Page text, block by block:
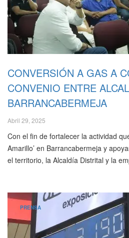
CONVERSIÓN A GAS A
CONVENIO ENTRE
BARRANCABERMEJA
Abril 29, 2025
Con el fin de fortalecer la actividad
Amarillo’ en Barrancabermeja y
el territorio, la Alcaldía Distrital y la
PRENSA